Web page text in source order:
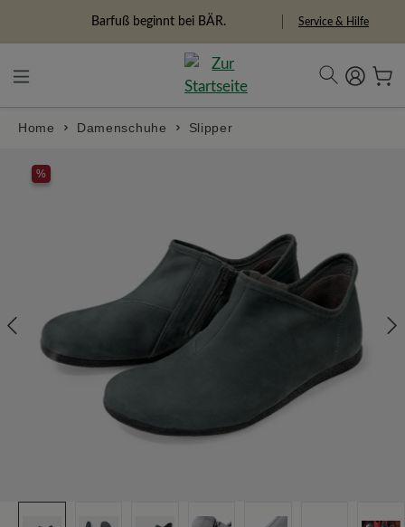
Freiheitspioniere Service & Hilfe
Home Damenschuhe Slipper
%